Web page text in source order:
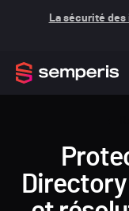
La sécurité des